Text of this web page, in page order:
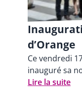
d’Orange
Ce vendredi
inauguré sa
Lire la suite